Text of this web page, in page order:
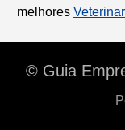
melhores
© Guia